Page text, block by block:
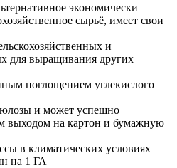
экономически
сырьё, имеет свои
и
для выращивания других
поглощением углекислого
и может успешно
выходом на картон и бумажную
в климатических условиях
на 1 ГА